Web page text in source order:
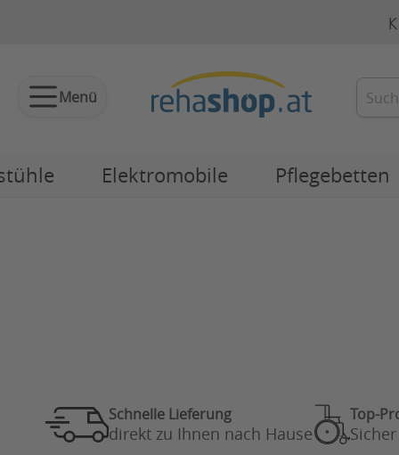
Menü
Elektromobile Pflegebetten
Schnelle Lieferung
direkt zu Ihnen nach Hause
Top-